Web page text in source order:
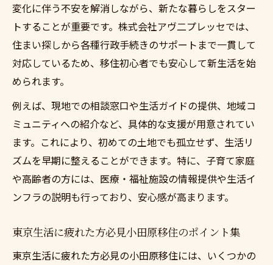
変化に伴う不安を解消しながら、新たな暮らしをスター
トすることが重要です。株式会社アヴ二プレッセでは、
住まい探しから各種行政手続きのサポートまで一貫して
対応しているため、移住初心者でも安心して新生活を始
められます。
例えば、現地での相談窓口や生活ガイドの提供、地域コ
ミュニティへの紹介など、具体的な支援が用意されてい
ます。これにより、初めての土地でも孤立せず、生活リ
ズムを早期に整えることができます。特に、子育て家庭
や高齢者の方には、医療・福祉施設の情報提供や生活イ
ンフラの説明も行っており、安心感が高まります。
東京生活に疲れた方必見小田原移住のポイント集
東京生活に疲れた方必見の小田原移住には、いくつかの